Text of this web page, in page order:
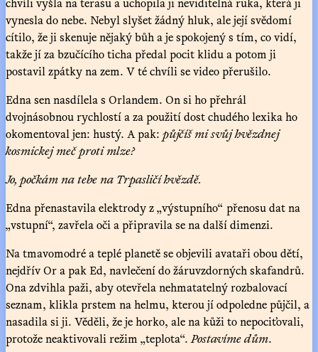
vynesla do nebe. Nebyl slyšet žádný hluk, ale její svědomí
cítilo, že ji skenuje nějaký bůh a je spokojený s tím, co vidí,
takže jí za bzučícího ticha předal pocit klidu a potom ji
postavil zpátky na zem. V té chvíli se video přerušilo.
Edna sen nasdílela s Orlandem. On si ho přehrál
dvojnásobnou rychlostí a za použití dost chudého lexika ho
okomentoval jen: hustý. A pak: půjčíš mi svůj hvězdnej
kosmickej meč proti mlze?
Jo, počkám na tebe na Trpasličí hvězdě.
Edna přenastavila elektrody z „výstupního“ přenosu dat na
„vstupní“, zavřela oči a připravila se na další dimenzi.
Na tmavomodré a teplé planetě se objevili avataři obou dětí,
nejdřív Or a pak Ed, navlečení do žáruvzdorných skafandrů.
Ona zdvihla paži, aby otevřela nehmatatelný rozbalovací
seznam, klikla prstem na helmu, kterou jí odpoledne půjčil, a
nasadila si ji. Věděli, že je horko, ale na kůži to nepociťovali,
protože neaktivovali režim „teplota“.Postavíme dům.